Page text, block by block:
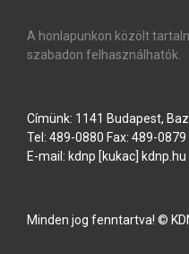
A honlapunkon közölt
szabadon felhasználhatók.
Címünk: 1141 Budapest,
Tel: 489-0880 Fax: 489-0879
E-mail: kdnp [kukac] kdnp hu
Minden jog fenntartva! ©